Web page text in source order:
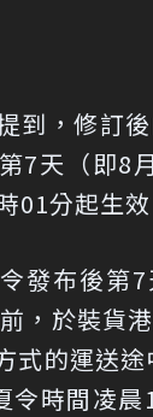
到，修訂
7天（即8
01分起生效
發布後第
，於裝貨
式的運送
令時間凌